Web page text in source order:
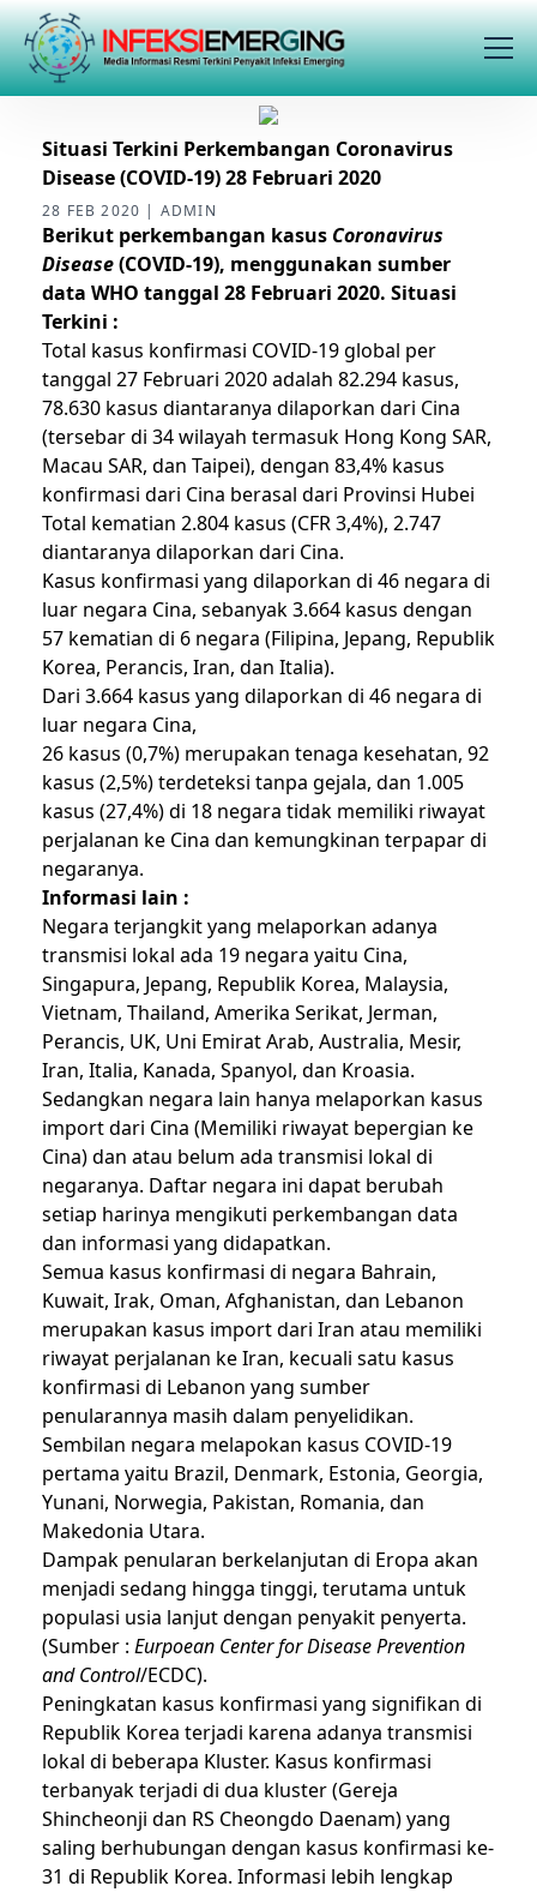
Situasi Terkini Perkembangan Coronavirus
Disease (COVID-19) 28 Februari 2020
28 FEB 2020 | ADMIN
Berikut perkembangan kasus Coronavirus
Disease(COVID-19), menggunakan sumber
data WHO tanggal 28 Februari 2020. Situasi
Terkini :
Total kasus konfirmasi COVID-19 global per
tanggal 27 Februari 2020 adalah 82.294 kasus,
78.630 kasus diantaranya dilaporkan dari Cina
(tersebar di 34 wilayah termasuk Hong Kong SAR,
Macau SAR, dan Taipei), dengan 83,4% kasus
konfirmasi dari Cina berasal dari Provinsi Hubei
Total kematian 2.804 kasus (CFR 3,4%), 2.747
diantaranya dilaporkan dari Cina.
Kasus konfirmasi yang dilaporkan di 46 negara di
luar negara Cina, sebanyak 3.664 kasus dengan
57 kematian di 6 negara (Filipina, Jepang, Republik
Korea, Perancis, Iran, dan Italia).
Dari 3.664 kasus yang dilaporkan di 46 negara di
luar negara Cina,
26 kasus (0,7%) merupakan tenaga kesehatan, 92
kasus (2,5%) terdeteksi tanpa gejala, dan 1.005
kasus (27,4%) di 18 negara tidak memiliki riwayat
perjalanan ke Cina dan kemungkinan terpapar di
negaranya.
Informasi lain :
Negara terjangkit yang melaporkan adanya
transmisi lokal ada 19 negara yaitu Cina,
Singapura, Jepang, Republik Korea, Malaysia,
Vietnam, Thailand, Amerika Serikat, Jerman,
Perancis, UK, Uni Emirat Arab, Australia, Mesir,
Iran, Italia, Kanada, Spanyol, dan Kroasia.
Sedangkan negara lain hanya melaporkan kasus
import dari Cina (Memiliki riwayat bepergian ke
Cina) dan atau belum ada transmisi lokal di
negaranya. Daftar negara ini dapat berubah
setiap harinya mengikuti perkembangan data
dan informasi yang didapatkan.
Semua kasus konfirmasi di negara Bahrain,
Kuwait, Irak, Oman, Afghanistan, dan Lebanon
merupakan kasus import dari Iran atau memiliki
riwayat perjalanan ke Iran, kecuali satu kasus
konfirmasi di Lebanon yang sumber
penularannya masih dalam penyelidikan.
Sembilan negara melapokan kasus COVID-19
pertama yaitu Brazil, Denmark, Estonia, Georgia,
Yunani, Norwegia, Pakistan, Romania, dan
Makedonia Utara.
Dampak penularan berkelanjutan di Eropa akan
menjadi sedang hingga tinggi, terutama untuk
populasi usia lanjut dengan penyakit penyerta.
(Sumber : Eurpoean Center for Disease Prevention
and Control/ECDC).
Peningkatan kasus konfirmasi yang signifikan di
Republik Korea terjadi karena adanya transmisi
lokal di beberapa Kluster. Kasus konfirmasi
terbanyak terjadi di dua kluster (Gereja
Shincheonji dan RS Cheongdo Daenam) yang
saling berhubungan dengan kasus konfirmasi ke-
31 di Republik Korea. Informasi lebih lengkap